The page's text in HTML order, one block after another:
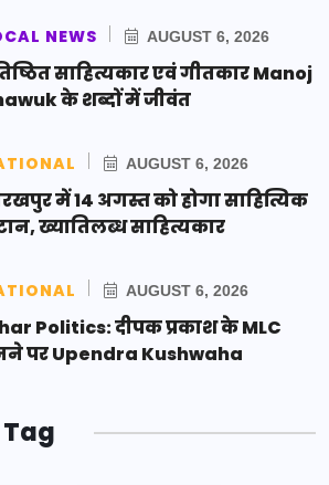
NEWS AUGUST 6, 2026
साहित्यकार एवं गीतकार Manoj
के शब्दों में जीवंत
AUGUST 6, 2026
में 14 अगस्त को होगा साहित्यिक
ख्यातिलब्ध साहित्यकार
AUGUST 6, 2026
Politics: दीपक प्रकाश के MLC
पर Upendra Kushwaha